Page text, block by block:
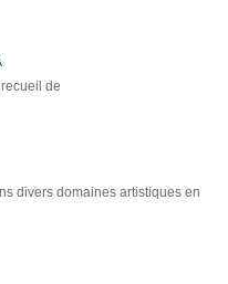
recueil de
divers domaines artistiques en